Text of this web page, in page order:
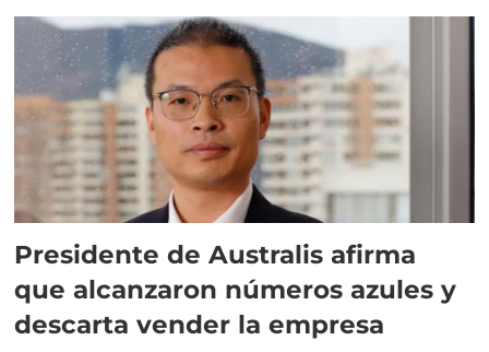
Presidente de Australis afirma
que alcanzaron números azules y
descarta vender la empresa